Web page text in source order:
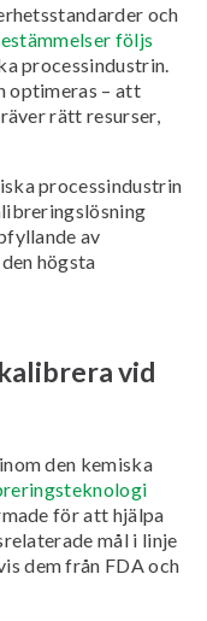
och
följs
processindustrin.
optimeras – att
rätt resurser,
processindustrin
av
högsta
vid
den kemiska
för att hjälpa
mål i linje
dem från FDA och